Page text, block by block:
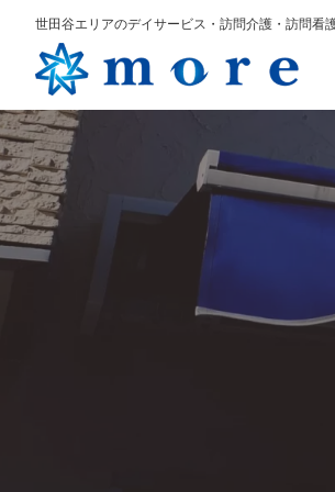
世田谷エリアのデイサービス・訪問介護・訪問看